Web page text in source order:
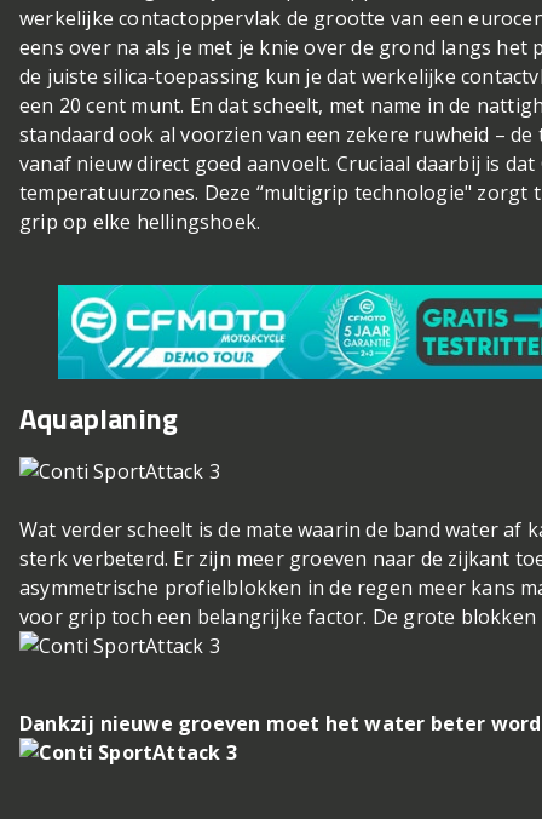
werkelijke contactoppervlak de grootte van een
eens over na als je met je knie over de grond langs het
de juiste silica-toepassing kun je dat werkelijke
een 20 cent munt. En dat scheelt, met name in de
standaard ook al voorzien van een zekere ruwheid –
vanaf nieuw direct goed aanvoelt. Cruciaal daarbij is
temperatuurzones. Deze “multigrip technologie" zorgt
grip op elke hellingshoek.
Aquaplaning
Wat verder scheelt is de mate waarin de band water af
sterk verbeterd. Er zijn meer groeven naar de zijkant
asymmetrische profielblokken in de regen meer kans
voor grip toch een belangrijke factor. De grote
Dankzij nieuwe groeven moet het water beter